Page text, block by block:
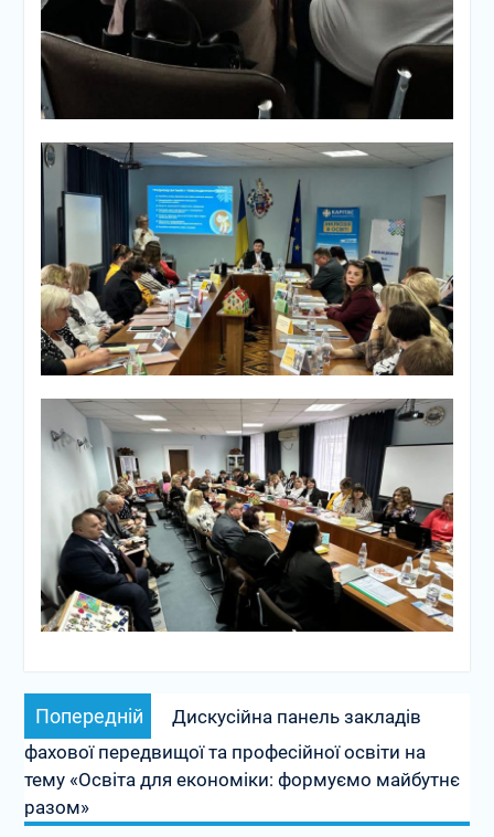
Навігація
записів
Попередній
Попередній
запис:
Дискусійна панель закладів
фахової передвищої та професійної освіти на
тему «Освіта для економіки: формуємо майбутнє
разом»